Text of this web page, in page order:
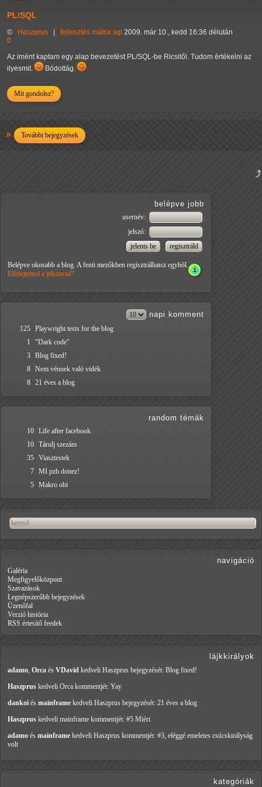
PL/SQL
© Haszprus fejlesztés mátrix sql 2009. már 10., kedd 16:36 délután
0
Az imént kaptam egy alap bevezetést PL/SQL-be Ricsitől. Tudom értékelni az
ilyesmit.
Bódottág.
Mit gondolsz?
További bejegyzések
belépve jobb
usernév:
jelszó:
Belépve okosabb a blog. A fenti mezőkben regisztrálhatsz egyből.
Elfelejtetted a jelszavad?
napi komment
125 Playwright tests for the blog
1
"Dark code"
3 Blog fixed!
8 Nem vénnek való vidék
8 21 éves a blog
random témák
10 Life after facebook
10 Tárulj szezám
35 Viasztestek
7 MI pzh donez!
5 Makro obi
navigáció
Galéria
Megfigyelőközpont
Szavazások
Legnépszerűbb bejegyzések
Üzenőfal
Verzió história
RSS értesítő feedek
lájkkirályok
adamo, Orca és VDavid kedveli Haszprus bejegyzését: Blog fixed!
Haszprus kedveli Orca kommentjét: Yay
dankoi és mainframe kedveli Haszprus bejegyzését: 21 éves a blog
Haszprus kedveli mainframe kommentjét: #5 Miért
adamo és mainframe kedveli Haszprus kommentjét: #3, eléggé emeletes csúcskirályság
volt
kategóriák